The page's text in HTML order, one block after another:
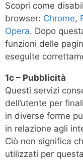
Scopri come
browser: Chrome,
Opera. Dopo
funzioni delle
eseguite
1c – Pubblicità
Questi servizi
dell’utente per
in diverse forme
in relazione agli
Ciò non significa
utilizzati per